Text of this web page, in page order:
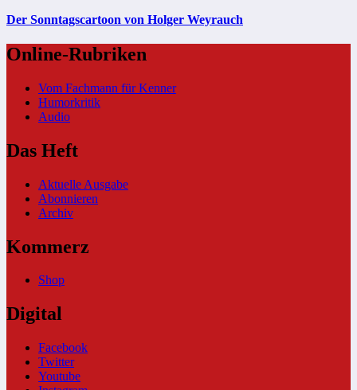
Der Sonntagscartoon von Holger Weyrauch
Online-Rubriken
Vom Fachmann für Kenner
Humorkritik
Audio
Das Heft
Aktuelle Ausgabe
Abonnieren
Archiv
Kommerz
Shop
Digital
Facebook
Twitter
Youtube